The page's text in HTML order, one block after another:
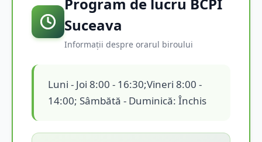
Suceava
Informații despre orarul biroului
Luni - Joi 8:00 - 16:30;Vineri 8:00 -
14:00; Sâmbătă - Duminică: Închis